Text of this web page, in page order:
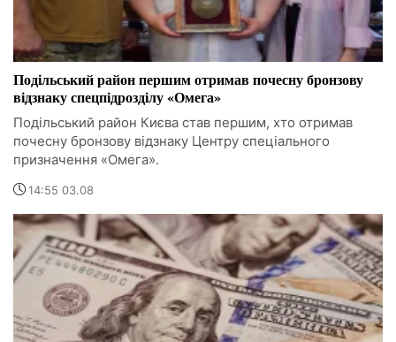
Подільський район першим отримав почесну бронзову
відзнаку спецпідрозділу «Омега»
Подільський район Києва став першим, хто отримав
почесну бронзову відзнаку Центру спеціального
призначення «Омега».
14:55 03.08